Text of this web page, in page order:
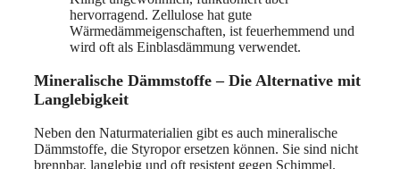
hervorragend. Zellulose hat gute
Wärmedämmeigenschaften, ist feuerhemmend und
wird oft als Einblasdämmung verwendet.
Mineralische Dämmstoffe – Die Alternative mit
Langlebigkeit
Neben den Naturmaterialien gibt es auch mineralische
Dämmstoffe, die Styropor ersetzen können. Sie sind nicht
brennbar, langlebig und oft resistent gegen Schimmel.